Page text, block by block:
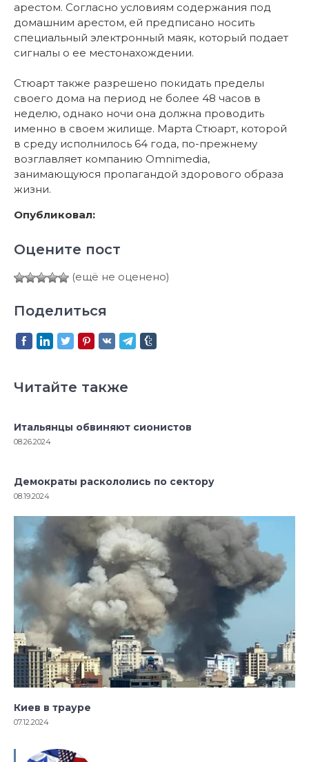
арестом. Согласно условиям содержания под
домашним арестом, ей предписано носить
специальный электронный маяк, который подает
сигналы о ее местонахождении.
Стюарт также разрешено покидать пределы
своего дома на период не более 48 часов в
неделю, однако ночи она должна проводить
именно в своем жилище. Марта Стюарт, которой
в среду исполнилось 64 года, по-прежнему
возглавляет компанию Omnimedia,
занимающуюся пропагандой здорового образа
жизни.
Опубликовал:
Оцените пост
(ещё не оценено)
Поделиться
Читайте также
Итальянцы обвиняют сионистов
08.26.2024
Демократы раскололись по сектору
08.19.2024
Киев в трауре
07.12.2024